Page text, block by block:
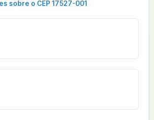
sobre o CEP 17527-001